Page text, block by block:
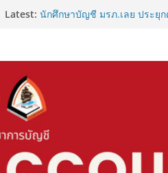
Latest: นักศึกษาบัญชี มรภ.เลย ประยุ